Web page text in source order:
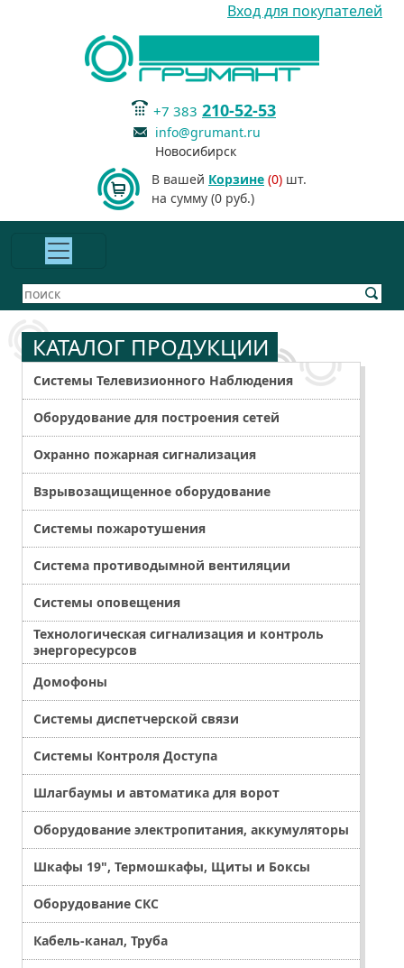
Вход для покупателей
+7 383 210-52-53
info@grumant.ru
Новосибирск
В вашей Корзине (0) шт.
на сумму (0 руб.)
КАТАЛОГ ПРОДУКЦИИ
Системы Телевизионного Наблюдения
Оборудование для построения сетей
Охранно пожарная сигнализация
Взрывозащищенное оборудование
Системы пожаротушения
Система противодымной вентиляции
Системы оповещения
Технологическая сигнализация и контроль
энергоресурсов
Домофоны
Системы диспетчерской связи
Системы Контроля Доступа
Шлагбаумы и автоматика для ворот
Оборудование электропитания, аккумуляторы
Шкафы 19", Термошкафы, Щиты и Боксы
Оборудование СКС
Кабель-канал, Труба